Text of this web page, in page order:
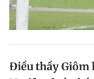
Điều thầy Giôm